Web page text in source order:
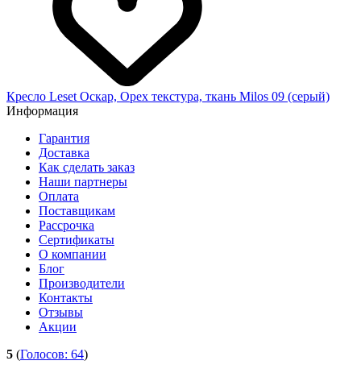
Кресло Leset Оскар, Орех текстура, ткань Milos 09 (серый)
Информация
Гарантия
Доставка
Как сделать заказ
Наши партнеры
Оплата
Поставщикам
Рассрочка
Сертификаты
О компании
Блог
Производители
Контакты
Отзывы
Акции
5 (Голосов: 64)